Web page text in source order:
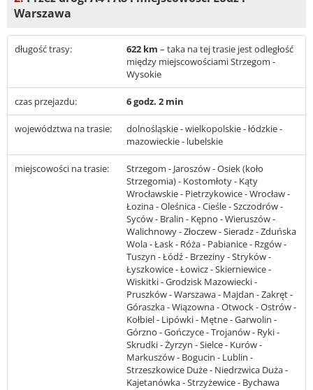
Warszawa
długość trasy: 622 km – taka na tej trasie jest odległość
między miejscowościami Strzegom -
Wysokie
czas przejazdu: 6 godz. 2 min
województwa na trasie:
dolnośląskie - wielkopolskie - łódzkie -
mazowieckie - lubelskie
miejscowości na trasie:
Strzegom - Jaroszów - Osiek (koło
Strzegomia) - Kostomłoty - Kąty
Wrocławskie - Pietrzykowice - Wrocław -
Łozina - Oleśnica - Cieśle - Szczodrów -
Syców - Bralin - Kępno - Wieruszów -
Walichnowy - Złoczew - Sieradz - Zduńska
Wola - Łask - Róża - Pabianice - Rzgów -
Tuszyn - Łódź - Brzeziny - Stryków -
Łyszkowice - Łowicz - Skierniewice -
Wiskitki - Grodzisk Mazowiecki -
Pruszków - Warszawa - Majdan - Zakręt -
Góraszka - Wiązowna - Otwock - Ostrów -
Kołbiel - Lipówki - Mętne - Garwolin -
Górzno - Gończyce - Trojanów - Ryki -
Skrudki - Żyrzyn - Sielce - Kurów -
Markuszów - Bogucin - Lublin -
Strzeszkowice Duże - Niedrzwica Duża -
Kajetanówka - Strzyżewice - Bychawa